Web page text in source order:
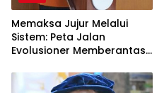
Memaksa Jujur Melalui
Sistem: Peta Jalan
Evolusioner Memberantas